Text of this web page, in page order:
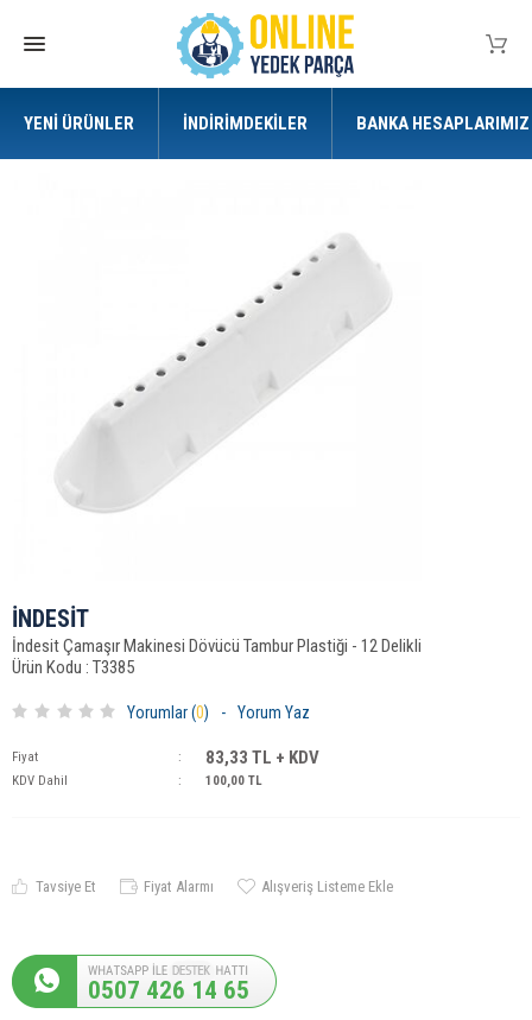
YENI ÜRÜNLER İNDIRIMDEKILER BANKA HESAPLARIMIZ
İNDESİT
İndesit Çamaşır Makinesi Dövücü Tambur Plastiği - 12 Delikli
Ürün Kodu : T3385
Yorumlar (0) - Yorum Yaz
Fiyat : 83,33 TL + KDV
KDV Dahil : 100,00 TL
Tavsiye Et Fiyat Alarmı Alışveriş Listeme Ekle
0507 426 14 65